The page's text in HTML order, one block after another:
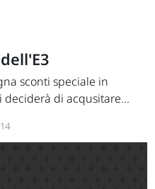
sconti speciale in
deciderà di acqusitare...